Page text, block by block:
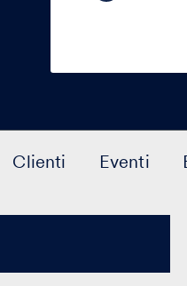
Clienti Eventi